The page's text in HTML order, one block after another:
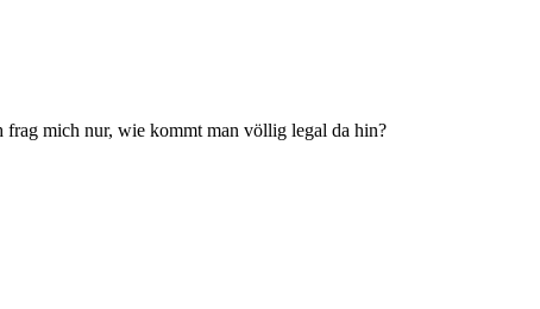
mich nur, wie kommt man völlig legal da hin?